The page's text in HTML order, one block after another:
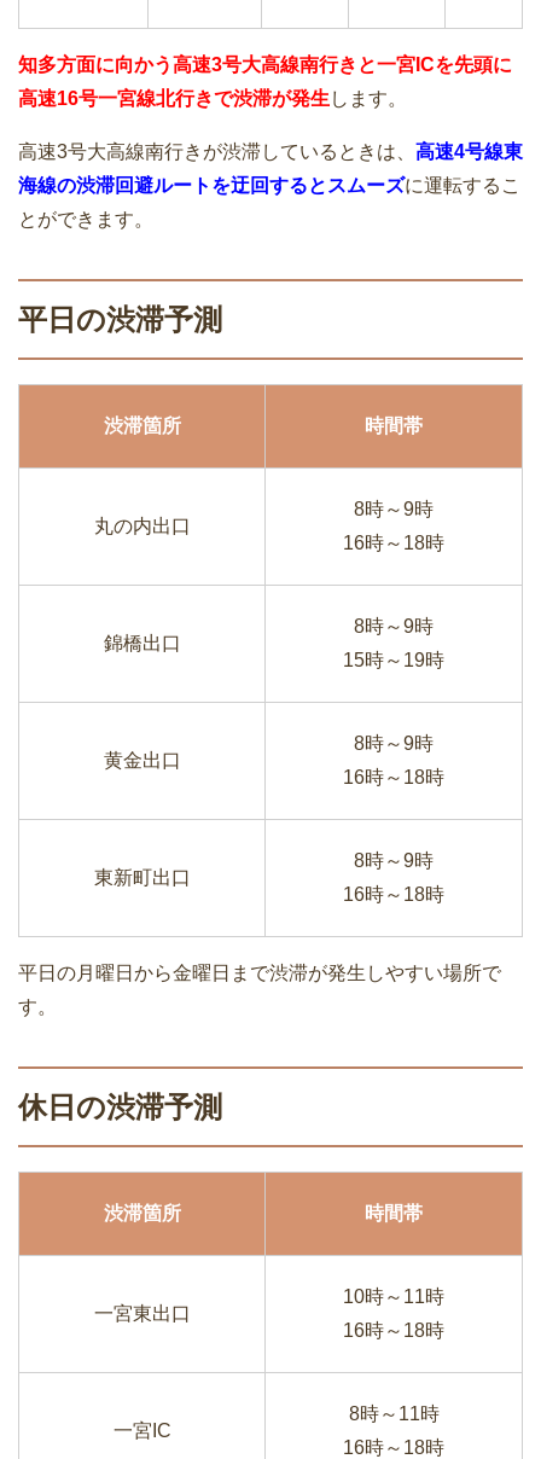
知多方面に向かう高速3号大高線南行きと一宮ICを先頭に
高速16号一宮線北行きで渋滞が発生 します。
高速3号大高線南行きが渋滞しているときは、 高速4号線東
海線の渋滞回避ルートを迂回するとスムーズに運転するこ
とができます。
平日の渋滞予測
渋滞箇所 時間帯
丸の内出口
8時～9時
16時～18時
錦橋出口
8時～9時
15時～19時
黄金出口
8時～9時
16時～18時
東新町出口
8時～9時
16時～18時
平日の月曜日から金曜日まで渋滞が発生しやすい場所で
す。
休日の渋滞予測
渋滞箇所 時間帯
一宮東出口
10時～11時
16時～18時
一宮IC
8時～11時
16時～18時